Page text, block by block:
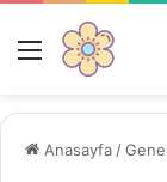
Menü
Anasayfa /Genel